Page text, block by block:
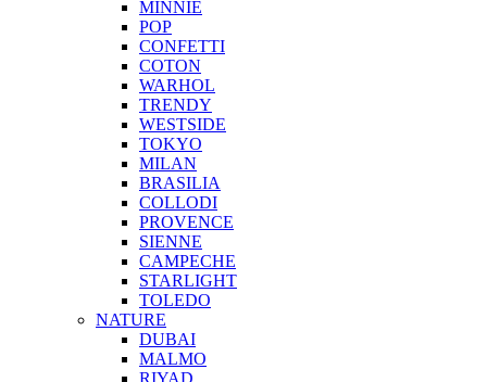
MINNIE
POP
CONFETTI
COTON
WARHOL
TRENDY
WESTSIDE
TOKYO
MILAN
BRASILIA
COLLODI
PROVENCE
SIENNE
CAMPECHE
STARLIGHT
TOLEDO
NATURE
DUBAI
MALMO
RIYAD